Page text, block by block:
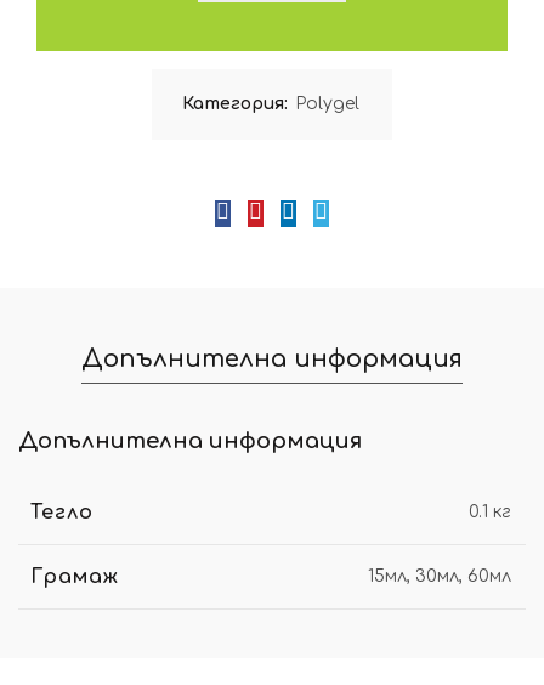
Категория: Polygel
Допълнителна информация
Допълнителна информация
Тегло 0.1 кг
Грамаж 15мл, 30мл, 60мл